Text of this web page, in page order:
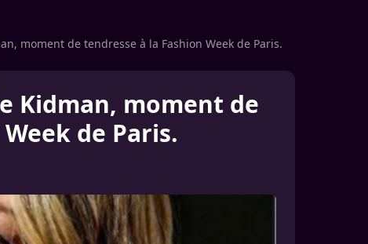
moment de tendresse à la Fashion Week de Paris.
Kidman, moment de
de Paris.